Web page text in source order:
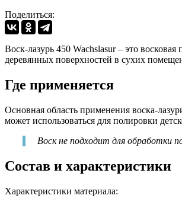
Поделиться:
Воск-лазурь 450 Wachslasur – это
деревянных поверхностей в сухих
Где применяется
Основная область применения воска-
может использоваться для полировки
Воск не подходит для обработки
Состав и характеристики
Характеристики материала: